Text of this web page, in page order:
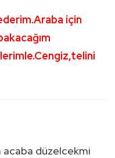
için
acaba düzelcekmi